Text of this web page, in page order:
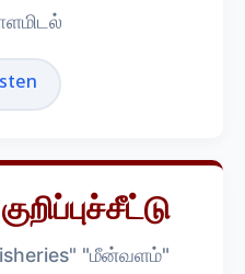
"மீன்வளம்"